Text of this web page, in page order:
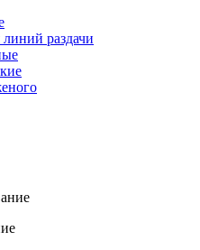
раздачи